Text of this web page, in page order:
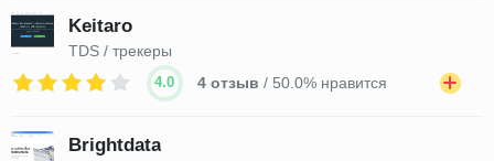
Keitaro
TDS / трекеры
4.0 4 отзыв / 50.0% нравится
Brightdata